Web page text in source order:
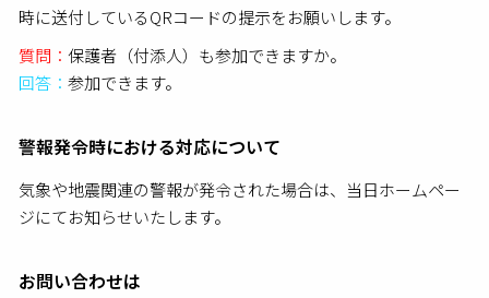
時に送付しているQRコードの提示をお願いします。
質問：保護者（付添人）も参加できますか。
回答：参加できます。
警報発令時における対応について
気象や地震関連の警報が発令された場合は、当日ホームペー
ジにてお知らせいたします。
お問い合わせは